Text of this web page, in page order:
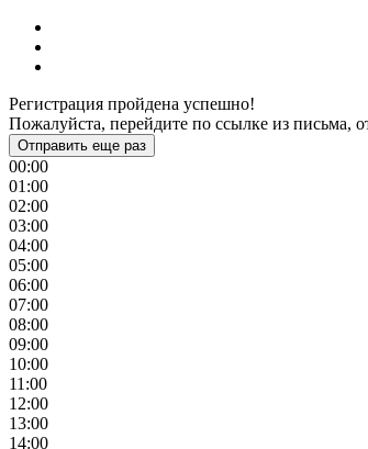
Регистрация пройдена успешно!
Пожалуйста, перейдите по ссылке из письма,
Отправить еще раз
00:00
01:00
02:00
03:00
04:00
05:00
06:00
07:00
08:00
09:00
10:00
11:00
12:00
13:00
14:00